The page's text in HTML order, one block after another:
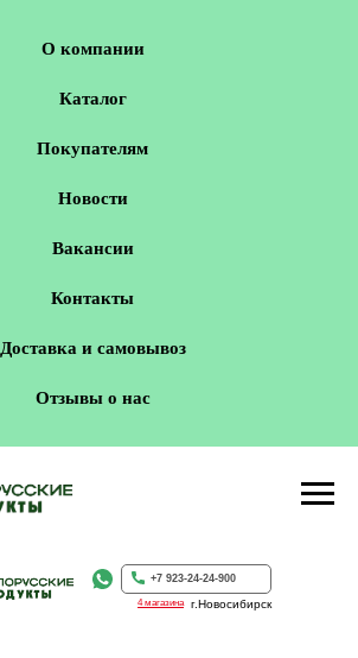
О компании
Каталог
Покупателям
Новости
Вакансии
Контакты
Доставка и самовывоз
Отзывы о нас
г.Новосибирск
+7 923-24-24-900
4 магазина